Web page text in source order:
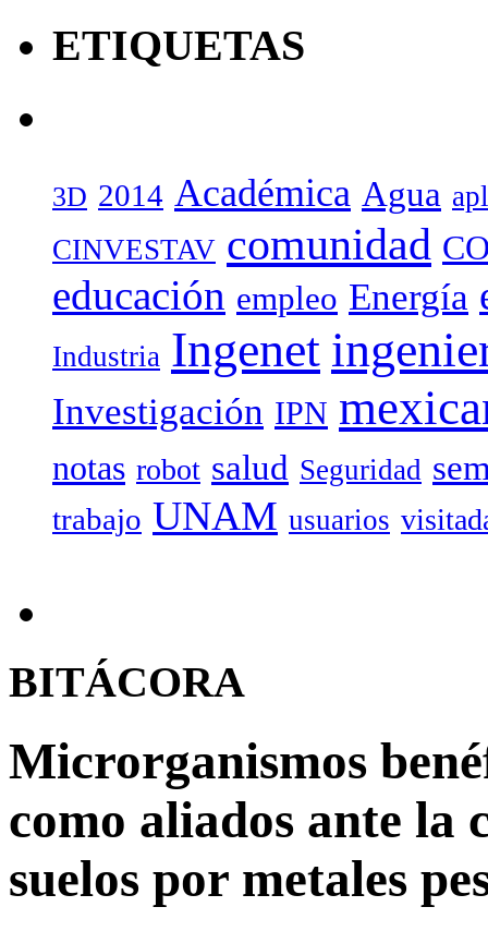
ETIQUETAS
3D 2014 Académica Agua
CINVESTAV comunidad
educación empleo Energía
Industria Ingenet
Investigación IPN
notas robot salud Seguridad
trabajo UNAM usuarios
BITÁCORA
Microrganismos
como aliados ante la
suelos por metales